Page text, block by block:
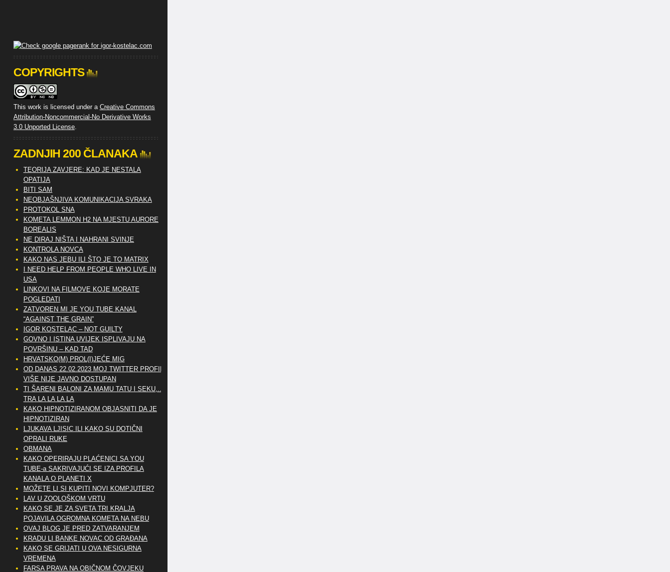
COPYRIGHTS
This work is licensed under a Creative Commons
Attribution-Noncommercial-No Derivative Works
3.0 Unported License.
ZADNJIH 200 ČLANAKA
TEORIJA ZAVJERE: KAD JE NESTALA
OPATIJA
BITI SAM
NEOBJAŠNJIVA KOMUNIKACIJA SVRAKA
PROTOKOL SNA
KOMETA LEMMON H2 NA MJESTU AURORE
BOREALIS
NE DIRAJ NIŠTA I NAHRANI SVINJE
KONTROLA NOVCA
KAKO NAS JEBU ILI ŠTO JE TO MATRIX
I NEED HELP FROM PEOPLE WHO LIVE IN
USA
LINKOVI NA FILMOVE KOJE MORATE
POGLEDATI
ZATVOREN MI JE YOU TUBE KANAL
“AGAINST THE GRAIN”
IGOR KOSTELAC – NOT GUILTY
GOVNO I ISTINA UVIJEK ISPLIVAJU NA
POVRŠINU – KAD TAD
HRVATSKO(M) PROL(I)JEĆE MIG
OD DANAS 22.02.2023 MOJ TWITTER PROFIL
VIŠE NIJE JAVNO DOSTUPAN
TI ŠARENI BALONI ZA MAMU TATU I SEKU,..
TRA LA LA LA LA
KAKO HIPNOTIZIRANOM OBJASNITI DA JE
HIPNOTIZIRAN
LJUKAVA LJISIC ILI KAKO SU DOTIČNI
OPRALI RUKE
OBMANA
KAKO OPERIRAJU PLAĆENICI SA YOU
TUBE-a SAKRIVAJUĆI SE IZA PROFILA
KANALA O PLANETI X
MOŽETE LI SI KUPITI NOVI KOMPJUTER?
LAV U ZOOLOŠKOM VRTU
KAKO SE JE ZA SVETA TRI KRALJA
POJAVILA OGROMNA KOMETA NA NEBU
OVAJ BLOG JE PRED ZATVARANJEM
KRADU LI BANKE NOVAC OD GRAĐANA
KAKO SE GRIJATI U OVA NESIGURNA
VREMENA
FARSA PRAVA NA OBIČNOM ČOVJEKU